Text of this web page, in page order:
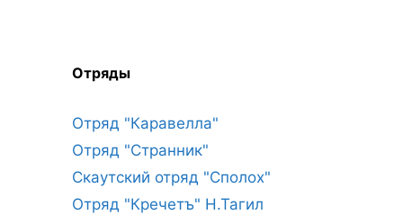
Отряды
Отряд "Каравелла"
Отряд "Странник"
Скаутский отряд "Сполох"
Отряд "Кречетъ" Н.Тагил